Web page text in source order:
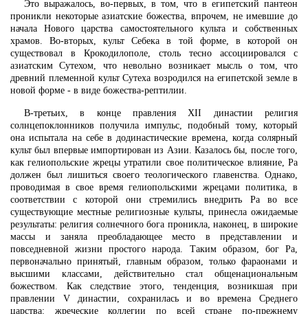
Это выражалось, во-первых, в том, что в египетский пантеон
проникли некоторые азиатские божества, впрочем, не имевшие до
начала Нового царства самостоятельного культа и собственных
храмов. Во-вторых, культ Себека в той форме, в которой он
существовал в Крокодилополе, столь тесно ассоциировался с
азиатским Сутехом, что невольно возникает мысль о том, что
древний племенной культ Сутеха возродился на египетской земле в
новой форме - в виде божества-рептилии.
В-третьих, в конце правления XII династии религия
солнцепоклонников получила импульс, подобный тому, который
она испытала на себе в додинастические времена, когда солярный
культ был впервые импортирован из Азии. Казалось бы, после того,
как гелиопольские жрецы утратили свое политическое влияние, Ра
должен был лишиться своего теологического главенства. Однако,
проводимая в свое время гелиопольскими жрецами политика, в
соответствии с которой они стремились внедрить Ра во все
существующие местные религиозные культы, принесла ожидаемые
результаты: религия солнечного бога проникла, наконец, в широкие
массы и заняла преобладающее место в представлении и
повседневной жизни простого народа. Таким образом, бог Ра,
первоначально принятый, главным образом, только фараонами и
высшими классами, действительно стал общенациональным
божеством. Как следствие этого, тенденция, возникшая при
правлении V династии, сохранилась и во времена Среднего
царства: жреческие коллегии по всей стране по-прежнему